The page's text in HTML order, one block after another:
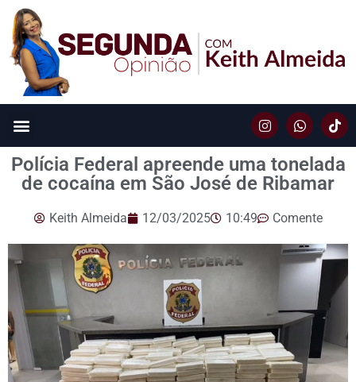
Polícia Federal apreende uma tonelada
de cocaína em São José de Ribamar
Keith Almeida 12/03/2025 10:49 Comente